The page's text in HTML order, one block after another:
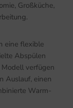
Großküche,
eine flexible
Abspülen
verfügen
Auslauf, einen
Warm-